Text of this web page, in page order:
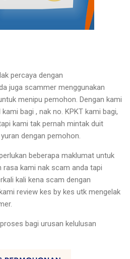
percaya dengan
juga scammer menggunakan
menipu pemohon. Dengan kami
bagi , nak no. KPKT kami bagi,
kami tak pernah mintak duit
dengan pemohon.
beberapa maklumat untuk
rasa kami nak scam anda tapi
kali kena scam dengan
review kes by kes utk mengelak
bagi urusan kelulusan